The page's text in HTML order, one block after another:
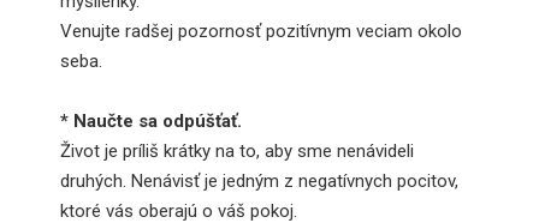
Venujte radšej pozornosť pozitívnym veciam okolo
seba.
* Naučte sa odpúšťať.
Život je príliš krátky na to, aby sme nenávideli
druhých. Nenávisť je jedným z negatívnych pocitov,
ktoré vás oberajú o váš pokoj.